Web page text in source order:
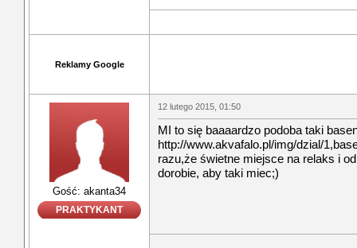
Reklamy Google
Gość: akanta34
PRAKTYKANT
12 lutego 2015, 01:50
MI to się baaaardzo podoba taki
http://www.akvafalo.pl/img/dzial/
razu,że świetne miejsce na relaks i
dorobie, aby taki miec;)